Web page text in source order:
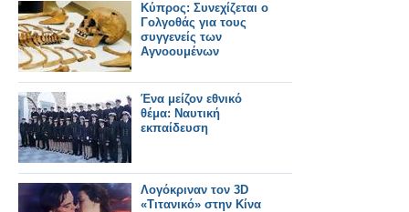
Κύπρος: Συνεχίζεται ο
Γολγοθάς για τους
συγγενείς των
Αγνοουμένων
Ένα μείζον εθνικό
θέμα: Ναυτική
εκπαίδευση
Λογόκριναν τον 3D
«Τιτανικό» στην Κίνα